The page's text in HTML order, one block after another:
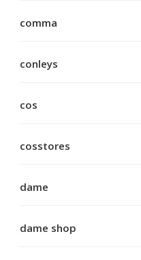
comma
conleys
cos
cosstores
dame
dame shop